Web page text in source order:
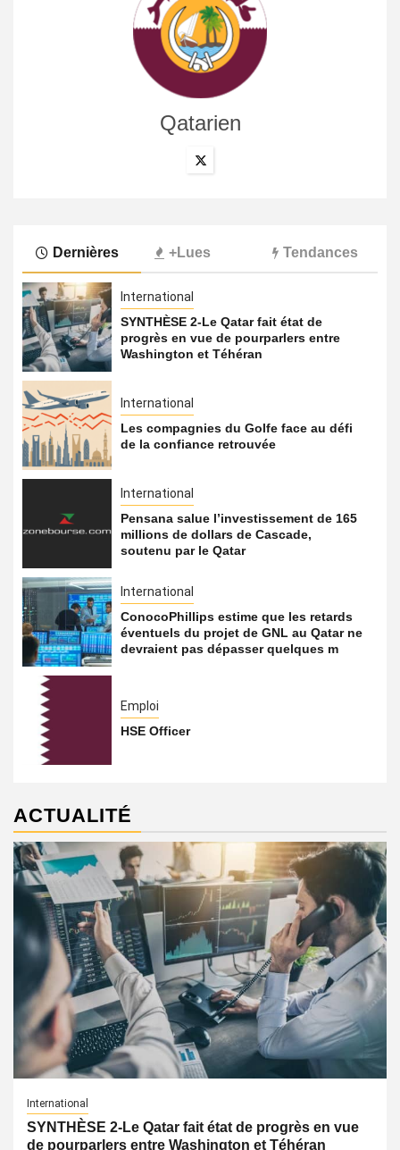
Qatarien
Dernières +Lues Tendances
International
SYNTHÈSE 2-Le Qatar fait état de
progrès en vue de pourparlers entre
Washington et Téhéran
International
Les compagnies du Golfe face au défi
de la confiance retrouvée
International
Pensana salue l’investissement de 165
millions de dollars de Cascade,
soutenu par le Qatar
International
ConocoPhillips estime que les retards
éventuels du projet de GNL au Qatar ne
devraient pas dépasser quelques m
Emploi
HSE Officer
ACTUALITÉ
International
SYNTHÈSE 2-Le Qatar fait état de progrès en vue
de pourparlers entre Washington et Téhéran